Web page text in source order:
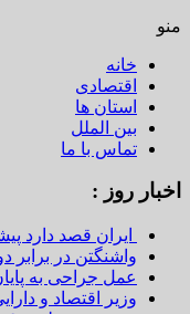
منو
خانه
اقتصادی
استان ها
بین الملل
تماس با ما
اخبار روز :
ایران قصد دارد
واشنگتن در
عمل جراحی به
وزیر اقتصاد و